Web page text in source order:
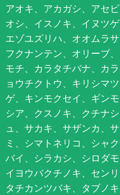
アオキ、アカガシ、アセ
オシ、イスノキ、イヌツ
エゾユズリハ、オオムラ
フクナンテン、オリーブ
モチ、カラタチバナ、カ
ョウチクトウ、キリシマ
ゲ、キンモクセイ、ギン
シア、クスノキ、クチナ
ュ、サカキ、サザンカ、
ミ、シマトネリコ、シャ
バイ、シラカシ、シロダ
イヨウバクチノキ、セン
タチカンツバキ、タブノ